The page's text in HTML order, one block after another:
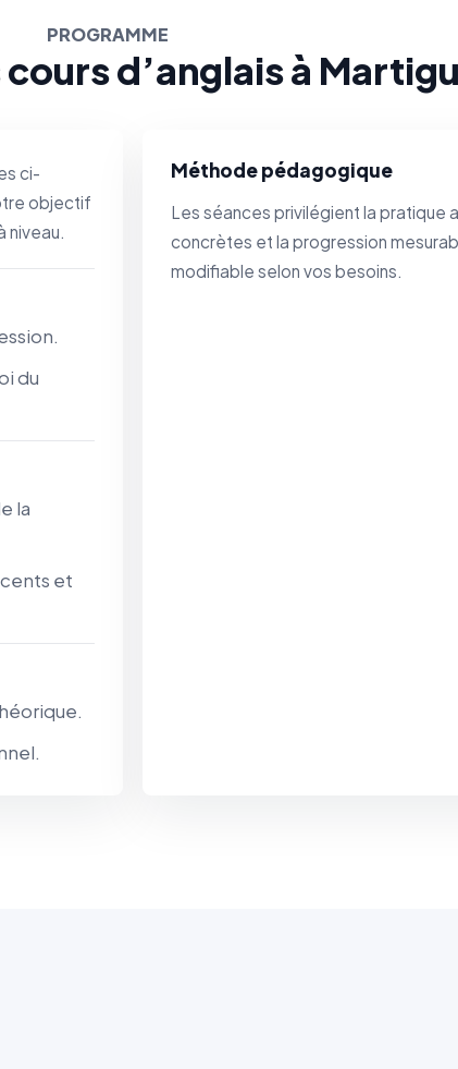
PROGRAMME
d’anglais à
ci-
objectif
niveau.
du
la
et
Méthode pédagogique
Les séances privilégient la pratique
concrètes et la progression
modifiable selon vos besoins.